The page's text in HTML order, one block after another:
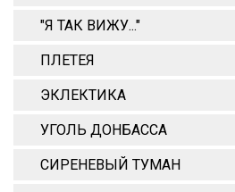
"Я ТАК ВИЖУ..."
ПЛЕТЕЯ
ЭКЛЕКТИКА
УГОЛЬ ДОНБАССА
СИРЕНЕВЫЙ ТУМАН